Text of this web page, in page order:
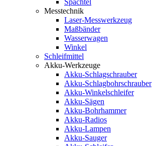
Spachtel
Messtechnik
Laser-Messwerkzeug
Maßbänder
Wasserwagen
Winkel
Schleifmittel
Akku-Werkzeuge
Akku-Schlagschrauber
Akku-Schlagbohrschrauber
Akku-Winkelschleifer
Akku-Sägen
Akku-Bohrhammer
Akku-Radios
Akku-Lampen
Akku-Sauger